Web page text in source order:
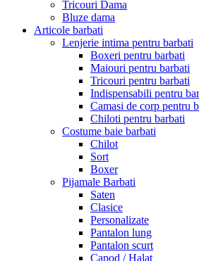
Tricouri Dama
Bluze dama
Articole barbati
Lenjerie intima pentru barbati
Boxeri pentru barbati
Maiouri pentru barbati
Tricouri pentru barbati
Indispensabili pentru
Camasi de corp pentru
Chiloti pentru barbati
Costume baie barbati
Chilot
Sort
Boxer
Pijamale Barbati
Saten
Clasice
Personalizate
Pantalon lung
Pantalon scurt
Capod / Halat